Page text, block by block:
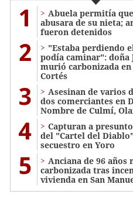
1
Abuela permitía
abusara de su nieta;
fueron detenidos
2
"Estaba perdiendo
podía caminar": doña
murió carbonizada en
Cortés
3
Asesinan de varios
dos comerciantes en
Nombre de Culmí,
4
Capturan a
del "Cartel del
secuestro en Yoro
5
Anciana de 96 años
carbonizada tras
vivienda en San